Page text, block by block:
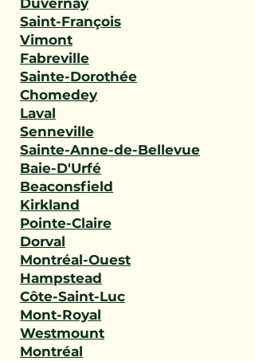
Duvernay
Saint-François
Vimont
Fabreville
Sainte-Dorothée
Chomedey
Laval
Senneville
Sainte-Anne-de-Bellevue
Baie-D'Urfé
Beaconsfield
Kirkland
Pointe-Claire
Dorval
Montréal-Ouest
Hampstead
Côte-Saint-Luc
Mont-Royal
Westmount
Montréal